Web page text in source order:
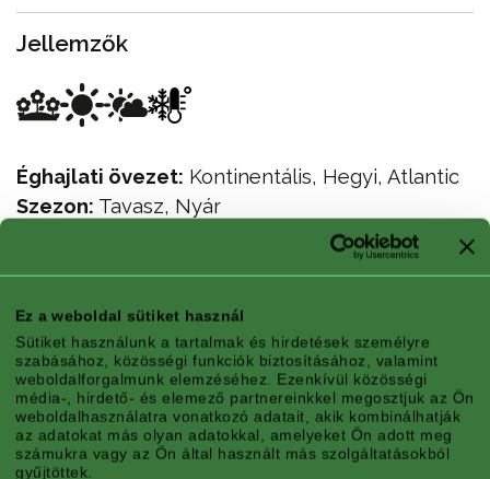
Ez a weboldal sütiket használ
Sütiket használunk a tartalmak és hirdetések személyre
szabásához, közösségi funkciók biztosításához, valamint
weboldalforgalmunk elemzéséhez. Ezenkívül közösségi
média-, hirdető- és elemező partnereinkkel megosztjuk az Ön
weboldalhasználatra vonatkozó adatait, akik kombinálhatják
az adatokat más olyan adatokkal, amelyeket Ön adott meg
számukra vagy az Ön által használt más szolgáltatásokból
gyűjtöttek.
Jellemzők
Éghajlati övezet: Kontinentális, Hegyi, Atlantic
Szezon: Tavasz, Nyár
Nap, Részleges árnyék
Mozgatóképes a hidegéreten